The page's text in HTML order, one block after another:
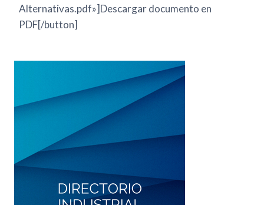
Alternativas.pdf»]Descargar documento en
PDF[/button]